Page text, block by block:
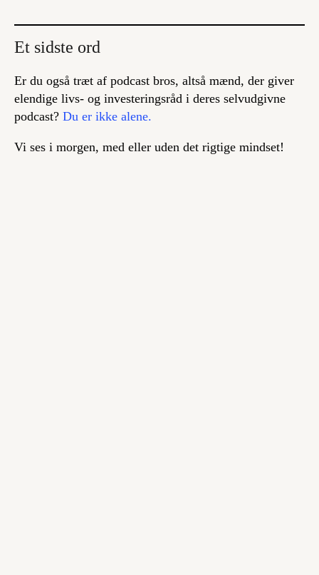
Et sidste ord
Er du også træt af podcast bros, altså mænd, der giver
elendige livs- og investeringsråd i deres selvudgivne
podcast? Du er ikke alene.
Vi ses i morgen, med eller uden det rigtige mindset!